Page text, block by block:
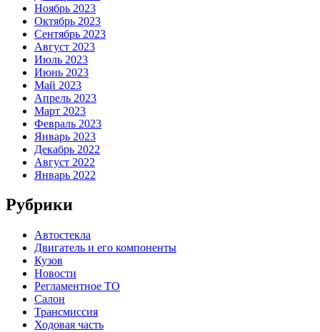
Ноябрь 2023
Октябрь 2023
Сентябрь 2023
Август 2023
Июль 2023
Июнь 2023
Май 2023
Апрель 2023
Март 2023
Февраль 2023
Январь 2023
Декабрь 2022
Август 2022
Январь 2022
Рубрики
Автостекла
Двигатель и его компоненты
Кузов
Новости
Регламентное ТО
Салон
Трансмиссия
Ходовая часть